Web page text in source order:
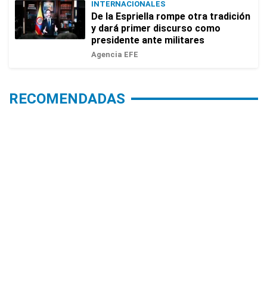
INTERNACIONALES
De la Espriella rompe otra tradición
y dará primer discurso como
presidente ante militares
Agencia EFE
RECOMENDADAS